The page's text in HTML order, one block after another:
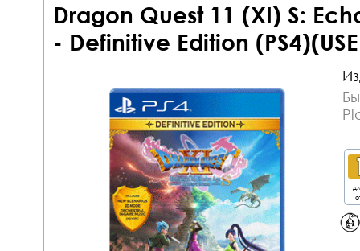
Dragon Quest 11 (XI) S:
- Definitive Edition